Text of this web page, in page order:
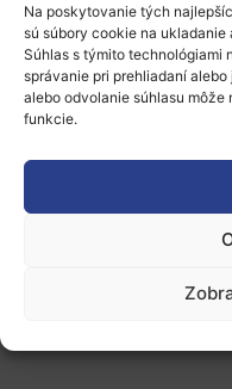
Na poskytovanie tých
sú súbory cookie na
Súhlas s týmito technológiami
správanie pri prehliadaní
alebo odvolanie súhlasu
funkcie.
„Projekt SK4ERA II
úniou v rámci